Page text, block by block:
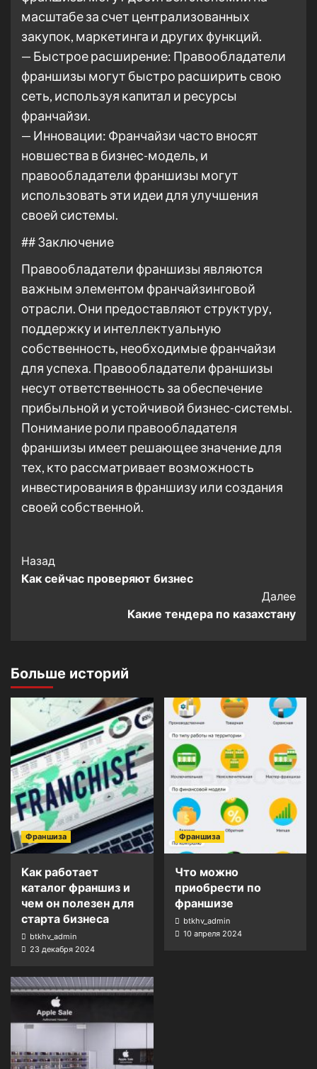
масштабе за счет централизованных
закупок, маркетинга и других функций.
— Быстрое расширение: Правообладатели
франшизы могут быстро расширить свою
сеть, используя капитал и ресурсы
франчайзи.
— Инновации: Франчайзи часто вносят
новшества в бизнес-модель, и
правообладатели франшизы могут
использовать эти идеи для улучшения
своей системы.
## Заключение
Правообладатели франшизы являются
важным элементом франчайзинговой
отрасли. Они предоставляют структуру,
поддержку и интеллектуальную
собственность, необходимые франчайзи
для успеха. Правообладатели франшизы
несут ответственность за обеспечение
прибыльной и устойчивой бизнес-системы.
Понимание роли правообладателя
франшизы имеет решающее значение для
тех, кто рассматривает возможность
инвестирования в франшизу или создания
своей собственной.
Post
Navigation
Назад
Как сейчас проверяют бизнес
Далее
Какие тендера по казахстану
Больше историй
Франшиза
Как работает
каталог франшиз и
чем он полезен для
старта бизнеса
btkhv_admin
23 декабря 2024
Франшиза
Что можно
приобрести по
франшизе
btkhv_admin
10 апреля 2024